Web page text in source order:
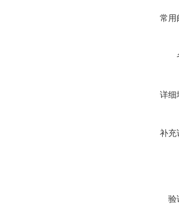
常用
详细
补充
验